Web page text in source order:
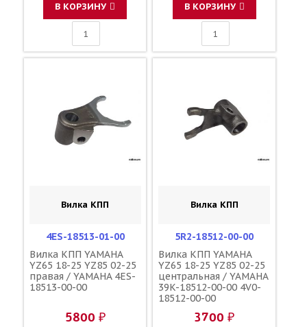
В КОРЗИНУ В КОРЗИНУ
Вилка КПП
4ES-18513-01-00
Вилка КПП YAMAHA
YZ65 18-25 YZ85 02-25
правая / YAMAHA 4ES-
18513-00-00
5800 ₽
Вилка КПП
5R2-18512-00-00
Вилка КПП YAMAHA
YZ65 18-25 YZ85 02-25
центральная / YAMAHA
39K-18512-00-00 4V0-
18512-00-00
3700 ₽